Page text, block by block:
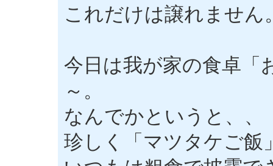
これだけは譲れません
今日は我が家の食卓「
～。
なんでかというと、、
珍しく「マツタケご飯